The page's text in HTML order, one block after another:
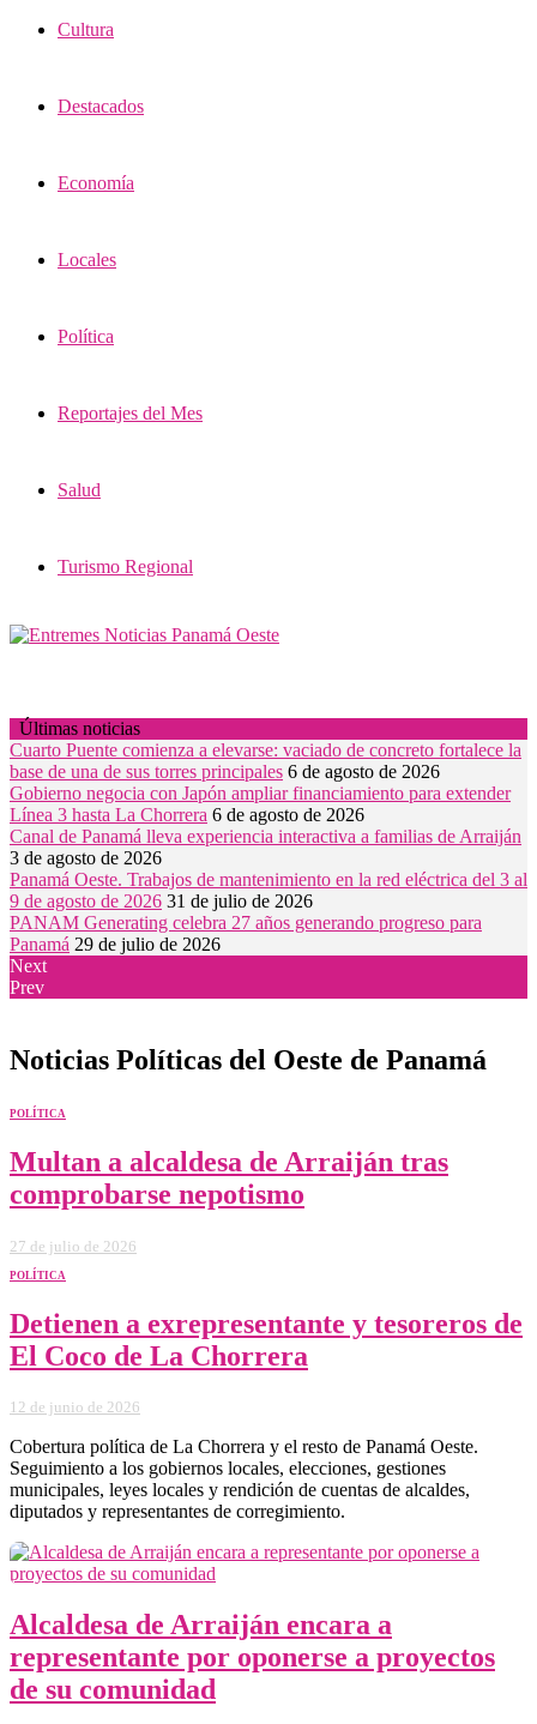
Cultura
Destacados
Economía
Locales
Política
Reportajes del Mes
Salud
Turismo Regional
Últimas noticias
Cuarto Puente comienza a elevarse: vaciado de concreto fortalece la
base de una de sus torres principales 6 de agosto de 2026
Gobierno negocia con Japón ampliar financiamiento para extender
Línea 3 hasta La Chorrera 6 de agosto de 2026
Canal de Panamá lleva experiencia interactiva a familias de Arraiján
3 de agosto de 2026
Panamá Oeste. Trabajos de mantenimiento en la red eléctrica del 3 al
9 de agosto de 2026 31 de julio de 2026
PANAM Generating celebra 27 años generando progreso para
Panamá 29 de julio de 2026
Next
Prev
Noticias Políticas del Oeste de Panamá
POLÍTICA
Multan a alcaldesa de Arraiján tras
comprobarse nepotismo
27 de julio de 2026
POLÍTICA
Detienen a exrepresentante y tesoreros de
El Coco de La Chorrera
12 de junio de 2026
Cobertura política de La Chorrera y el resto de Panamá Oeste.
Seguimiento a los gobiernos locales, elecciones, gestiones
municipales, leyes locales y rendición de cuentas de alcaldes,
diputados y representantes de corregimiento.
Alcaldesa de Arraiján encara a
representante por oponerse a proyectos
de su comunidad